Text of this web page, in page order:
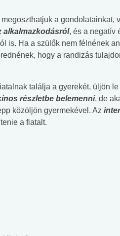
a gondolatainkat,
alkalmazkodásról, és a negatív
is. Ha a szülők nem félnének
hogy a randizás
találja a gyerekét, üljön
részletbe belemenni, de
közöljön gyermekével. Az
a fiatalt.